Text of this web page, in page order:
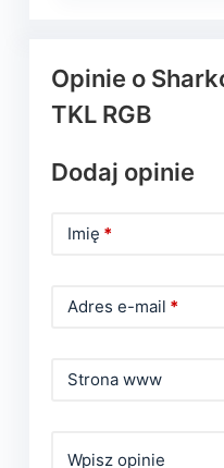
Opinie o
TKL RGB
Dodaj opinie
Imię *
Adres e-mail *
Strona www
Wpisz opinie